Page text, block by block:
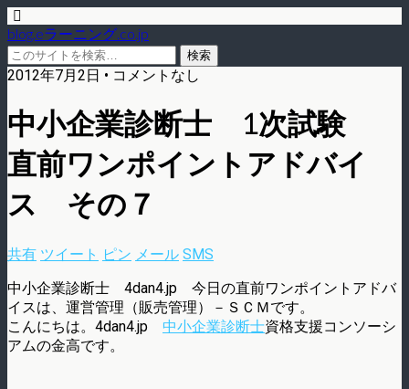
blog.eラーニング.co.jp
2012年7月2日 • コメントなし
中小企業診断士 1次試験
直前ワンポイントアドバイ
ス その７
共有 ツイート ピン メール SMS
中小企業診断士 4dan4.jp 今日の直前ワンポイントアドバ
イスは、運営管理（販売管理）－ＳＣＭです。
こんにちは。4dan4.jp 中小企業診断士資格支援コンソーシ
アムの金高です。